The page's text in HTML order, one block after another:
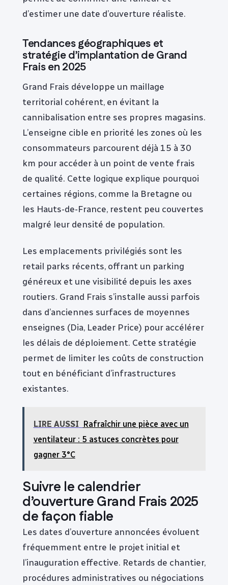
d’estimer une date d’ouverture réaliste.
Tendances géographiques et
stratégie d’implantation de Grand
Frais en 2025
Grand Frais développe un maillage
territorial cohérent, en évitant la
cannibalisation entre ses propres magasins.
L’enseigne cible en priorité les zones où les
consommateurs parcourent déjà 15 à 30
km pour accéder à un point de vente frais
de qualité. Cette logique explique pourquoi
certaines régions, comme la Bretagne ou
les Hauts-de-France, restent peu couvertes
malgré leur densité de population.
Les emplacements privilégiés sont les
retail parks récents, offrant un parking
généreux et une visibilité depuis les axes
routiers. Grand Frais s’installe aussi parfois
dans d’anciennes surfaces de moyennes
enseignes (Dia, Leader Price) pour accélérer
les délais de déploiement. Cette stratégie
permet de limiter les coûts de construction
tout en bénéficiant d’infrastructures
existantes.
LIRE AUSSI Rafraîchir une pièce avec un
ventilateur : 5 astuces concrètes pour
gagner 3°C
Suivre le calendrier
d’ouverture Grand Frais 2025
de façon fiable
Les dates d’ouverture annoncées évoluent
fréquemment entre le projet initial et
l’inauguration effective. Retards de chantier,
procédures administratives ou négociations